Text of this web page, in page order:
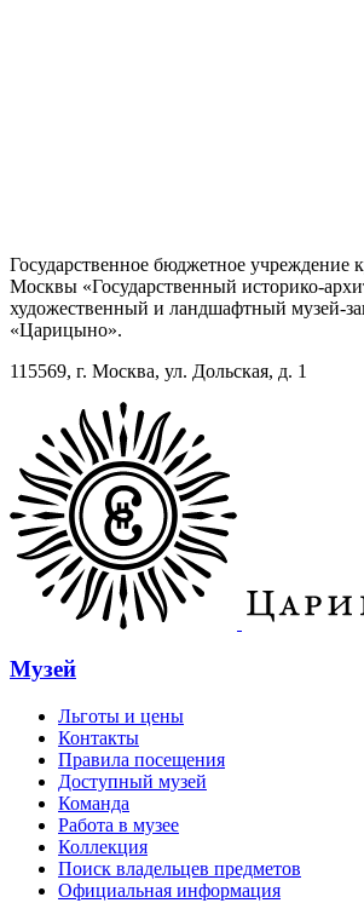
Государственное бюджетное учреждение
Москвы «Государственный историко-
художественный и ландшафтный музей-
«Царицыно».
115569, г. Москва, ул. Дольская, д. 1
Музей
Льготы и цены
Контакты
Правила посещения
Доступный музей
Команда
Работа в музее
Коллекция
Поиск владельцев предметов
Официальная информация